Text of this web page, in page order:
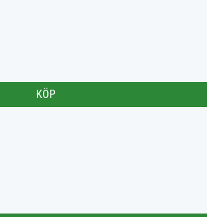
KÖP